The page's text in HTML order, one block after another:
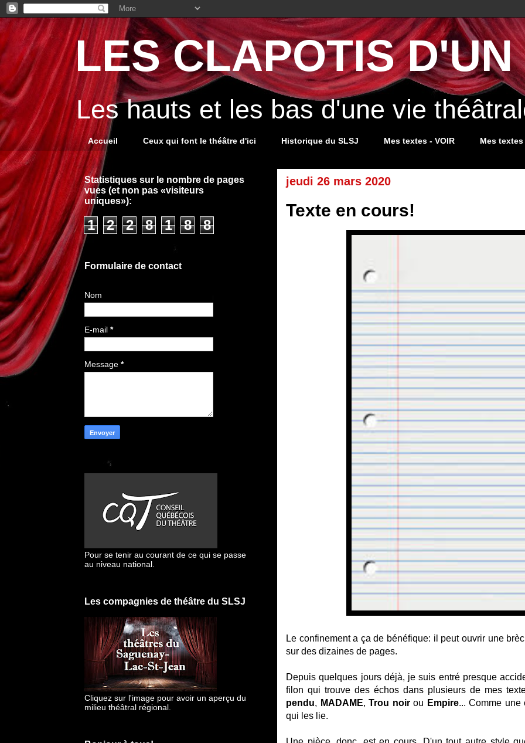
LES CLAPOTIS D'UN
Les hauts et les bas d'une vie
Accueil Ceux qui font le théâtre d'ici Historique du SLSJ Mes textes - VOIR Mes
jeudi 26 mars 2020
Texte en cours!
Le confinement a ça de bénéfique: il peut ouvrir une
sur des dizaines de pages.
Depuis quelques jours déjà, je suis entré presque
filon qui trouve des échos dans plusieurs de mes
pendu, MADAME, Trou noir ou Empire... Comme une
qui les lie.
Statistiques sur le nombre de pages
vues (et non pas «visiteurs
uniques»):
1 2 2 8 1 8 8
Formulaire de contact
Nom
E-mail *
Message *
Pour se tenir au courant de ce qui se passe
au niveau national.
Les compagnies de théâtre du SLSJ
Cliquez sur l'image pour avoir un aperçu du
milieu théâtral régional.